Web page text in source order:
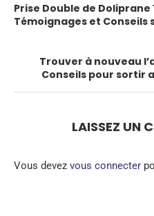
Prise Double de Doliprane
Témoignages et Conseils
Trouver à nouveau
Conseils pour sortir
LAISSEZ UN
Vous devez vous connecter